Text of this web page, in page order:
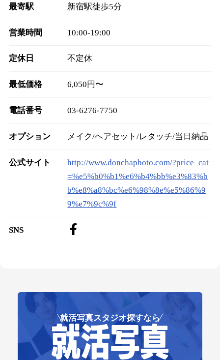
最寄駅 新宿駅徒歩5分
営業時間 10:00‐19:00
定休日 不定休
最低価格 6,050円〜
電話番号 03-6276-7750
オプション メイク/ヘアセット/レタッチ/当日納品
公式サイト
http://www.donchaphoto.com/?price_cat
=%e5%b0%b1%e6%b4%bb%e3%83%b
b%e8%a8%bc%e6%98%8e%e5%86%9
9%e7%9c%9f
SNS
就活写真スタジオ探すなら